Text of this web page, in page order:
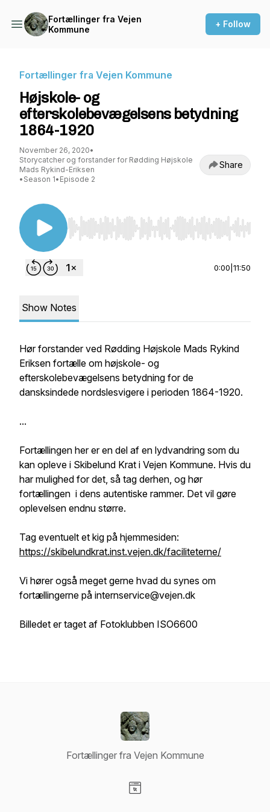
Fortællinger fra Vejen
Kommune
+ Follow
Fortællinger fra Vejen Kommune
Højskole- og
efterskolebevægelsens betydning
1864-1920
November 26, 2020•
Storycatcher og forstander for Rødding Højskole
Mads Rykind-Eriksen
• Season 1• Episode 2
Share
Use Left/Right to seek, Home/End to jump to
0:00 11:50
Show Notes
Hør forstander ved Rødding Højskole Mads Rykind
Eriksen fortælle om højskole- og
efterskolebevægelsens betydning for de
dansksindede nordslesvigere i perioden 1864-1920.
...
Fortællingen her er en del af en lydvandring som du
kan opleve i Skibelund Krat i Vejen Kommune. Hvis du
har mulighed for det, så tag derhen, og hør
fortællingen i dens autentiske rammer. Det vil gøre
oplevelsen endnu større.
Tag eventuelt et kig på hjemmesiden:
https://skibelundkrat.inst.vejen.dk/faciliteterne/
Vi hører også meget gerne hvad du synes om
fortællingerne på internservice@vejen.dk
Billedet er taget af Fotoklubben ISO6600
Fortællinger fra Vejen Kommune